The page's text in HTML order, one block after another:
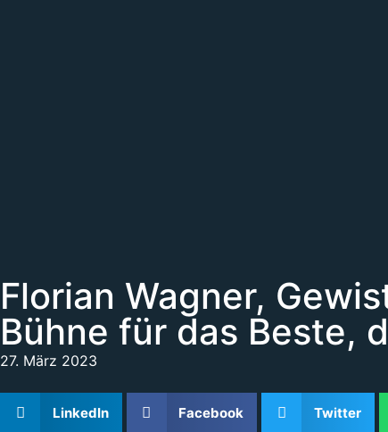
Florian Wagner,
Bühne für das Beste,
27. März 2023
LinkedIn Facebook Twitter